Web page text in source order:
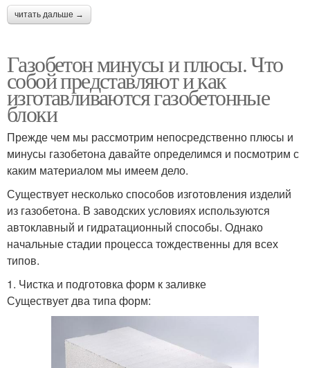
читать дальше →
Газобетон минусы и плюсы. Что
собой представляют и как
изготавливаются газобетонные
блоки
Прежде чем мы рассмотрим непосредственно плюсы и
минусы газобетона давайте определимся и посмотрим с
каким материалом мы имеем дело.
Существует несколько способов изготовления изделий
из газобетона. В заводских условиях используются
автоклавный и гидратационный способы. Однако
начальные стадии процесса тождественны для всех
типов.
1. Чистка и подготовка форм к заливке
Существует два типа форм: